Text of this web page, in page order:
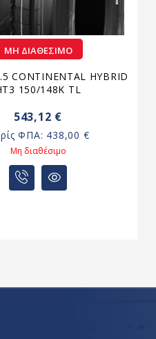
ΜΗ ΔΙΑΘΈΣΙΜΟ
CONTINENTAL HYBRID
150/148K TL
543,12 €
ΦΠΑ: 438,00 €
Μη διαθέσιμο